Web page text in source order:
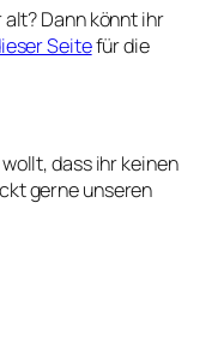
alt? Dann könnt ihr
Seitefür die
dass ihr keinen
gerne unseren